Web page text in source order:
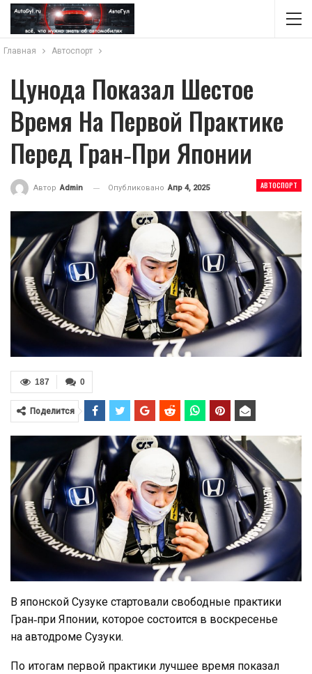
Главная Автоспорт
Цунода Показал Шестое
Время На Первой Практике
Перед Гран‑при Японии
АВТОСПОРТ
Автор Admin Опубликовано Апр 4, 2025
0
187
Поделится
В японской Сузуке стартовали свободные практики
Гран‑при Японии, которое состоится в воскресенье
на автодроме Сузуки.
По итогам первой практики лучшее время показал